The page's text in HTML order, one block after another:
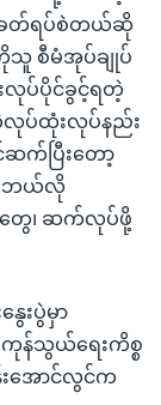
ခတ်ရပ်စဲတယ်ဆို
ကိုသူ စီမံအုပ်ချုပ်
းလုပ်ပိုင်ခွင့်ရတဲ့
လုပ်ထုံးလုပ်နည်း
ဆက်ပြီးတော့
ာ ဘယ်လို
ေ၊ ဆက်လုပ်ဖို့
းပွဲမှာ
န်သွယ်ရေးကိစ္စ
အောင်လွင်က